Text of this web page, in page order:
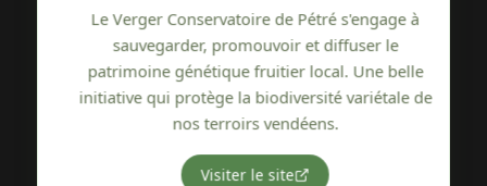
Le Verger Conservatoire de Pétré s'engage à
sauvegarder, promouvoir et diffuser le
patrimoine génétique fruitier local. Une belle
initiative qui protège la biodiversité variétale de
nos terroirs vendéens.
Visiter le site